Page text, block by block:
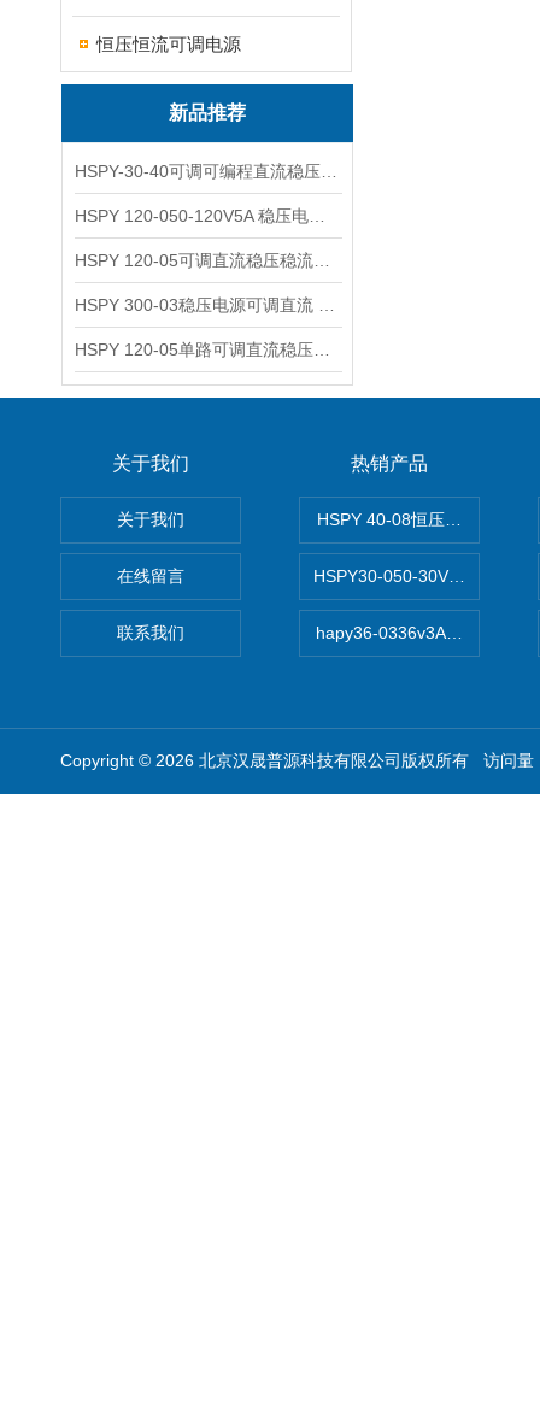
恒压恒流可调电源
新品推荐
关于我们
关于我们
在线留言
联系我们
热销产品
HSPY 40-08恒压恒流恒功率
HSPY30-050-30V/-05A可调
hapy36-0336v3A高精度小型
Copyright © 2026 北京汉晟普源科技有限公司版权所有 访问量